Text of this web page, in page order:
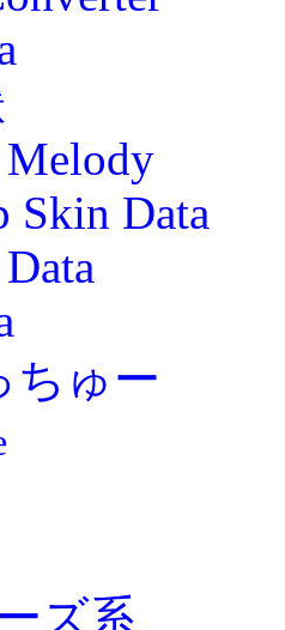
Melody
Skin Data
ちゅー
ズ系